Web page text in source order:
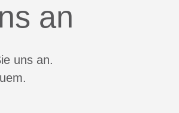
an
uns an.